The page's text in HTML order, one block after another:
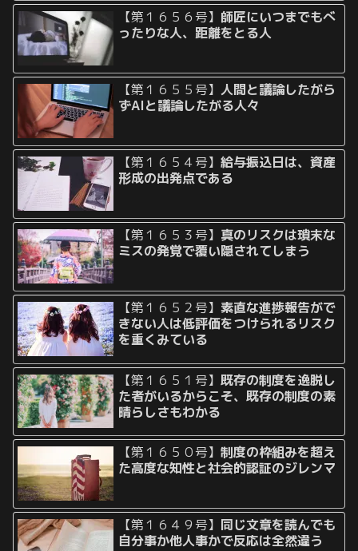
【第１６５６号】 師匠にいつまでもべ
ったりな人、距離をとる人
【第１６５５号】人間と議論したがら
ずAIと議論したがる人々
【第１６５４号】給与振込日は、資産
形成の出発点である
【第１６５３号】 真のリスクは瑣末な
ミスの発覚で覆い隠されてしまう
【第１６５２号】素直な進捗報告がで
きない人は低評価をつけられるリスク
を重くみている
【第１６５１号】既存の制度を逸脱し
た者がいるからこそ、既存の制度の素
晴らしさもわかる
【第１６５０号】制度の枠組みを超え
た高度な知性と社会的認証のジレンマ
【第１６４９号】 同じ文章を読んでも
自分事か他人事かで反応は全然違う